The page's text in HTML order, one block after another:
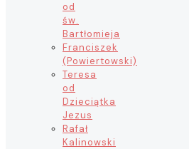
od
św.
Bartłomieja
Franciszek
(Powiertowski)
Teresa
od
Dzieciątka
Jezus
Rafał
Kalinowski